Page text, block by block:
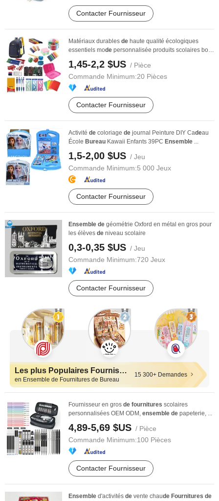
Contacter Fournisseur
Matériaux durables de haute qualité écologiques
essentiels mode personnalisée produits scolaires bon
1,45-2,2 $US / Pièce
Commande Minimum:20 Pièces
Contacter Fournisseur
Activité de coloriage de journal Peinture DIY Cadeau
École Bureau Kawaii Enfants 39PC Ensemble ...
1,5-2,00 $US / Jeu
Commande Minimum:5 000 Jeux
Contacter Fournisseur
Ensemble de géométrie Oxford en métal en gros pour
les élèves de niveau scolaire
0,3-0,35 $US / Jeu
Commande Minimum:720 Jeux
Contacter Fournisseur
Les plus Populaires Fournisseurs
en Ensemble de Fournitures de Bureau
15 300+ Demandes
Fournisseur en gros de fournitures scolaires
personnalisées OEM ODM, ensemble de papeterie, ...
4,89-5,69 $US / Pièce
Commande Minimum:100 Pièces
Contacter Fournisseur
Ensemble d'activités de vente chaude Fournitures de